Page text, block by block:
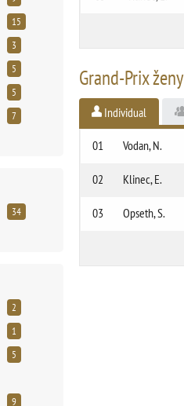
15
3
5
5
7
34
2
1
5
9
Grand-Prix ženy
Individual
01 Vodan, N.
02 Klinec, E.
03 Opseth, S.